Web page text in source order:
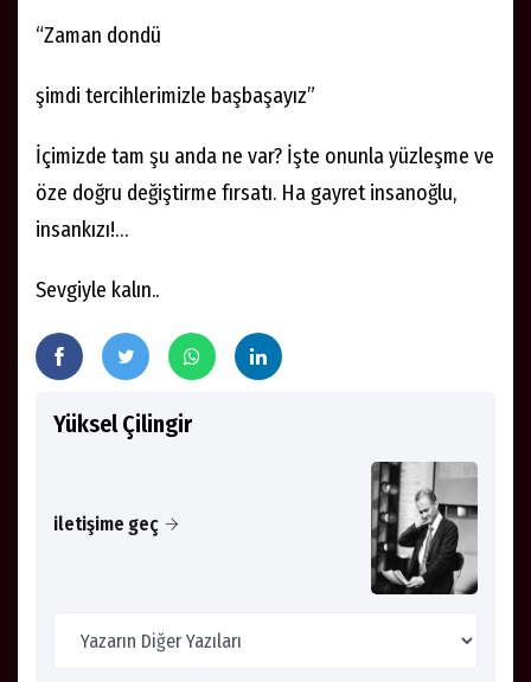
“Zaman dondü
şimdi tercihlerimizle başbaşayız”
İçimizde tam şu anda ne var? İşte onunla yüzleşme ve
öze doğru değiştirme fırsatı. Ha gayret insanoğlu,
insankızı!…
Sevgiyle kalın..
Yüksel Çilingir
iletişime geç